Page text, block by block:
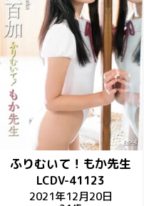
ふりむいて！もか先生
LCDV-41123
2021年12月20日